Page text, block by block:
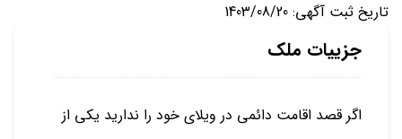
تاریخ ثبت آگهی: 1403/08/20
جزییات ملک
اگر قصد اقامت دائمی در ویلای خود را ندارید یکی از